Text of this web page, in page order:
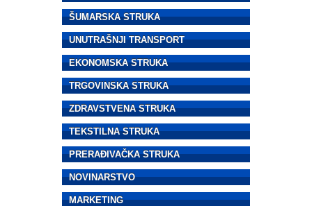
ŠUMARSKA STRUKA
UNUTRAŠNJI TRANSPORT
EKONOMSKA STRUKA
TRGOVINSKA STRUKA
ZDRAVSTVENA STRUKA
TEKSTILNA STRUKA
PRERAĐIVAČKA STRUKA
NOVINARSTVO
MARKETING